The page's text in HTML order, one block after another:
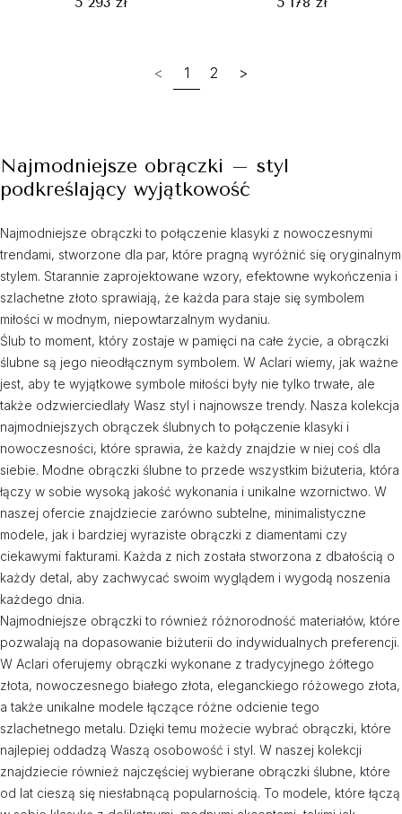
< 1 2 >
Najmodniejsze obrączki – styl
podkreślający wyjątkowość
Najmodniejsze obrączki to połączenie klasyki z nowoczesnymi
trendami, stworzone dla par, które pragną wyróżnić się oryginalnym
stylem. Starannie zaprojektowane wzory, efektowne wykończenia i
szlachetne złoto sprawiają, że każda para staje się symbolem
miłości w modnym, niepowtarzalnym wydaniu.
Ślub to moment, który zostaje w pamięci na całe życie, a obrączki
ślubne są jego nieodłącznym symbolem. W Aclari wiemy, jak ważne
jest, aby te wyjątkowe symbole miłości były nie tylko trwałe, ale
także odzwierciedlały Wasz styl i najnowsze trendy. Nasza kolekcja
najmodniejszych obrączek ślubnych to połączenie klasyki i
nowoczesności, które sprawia, że każdy znajdzie w niej coś dla
siebie. Modne obrączki ślubne to przede wszystkim biżuteria, która
łączy w sobie wysoką jakość wykonania i unikalne wzornictwo. W
naszej ofercie znajdziecie zarówno subtelne, minimalistyczne
modele, jak i bardziej wyraziste obrączki z diamentami czy
ciekawymi fakturami. Każda z nich została stworzona z dbałością o
każdy detal, aby zachwycać swoim wyglądem i wygodą noszenia
każdego dnia.
Najmodniejsze obrączki to również różnorodność materiałów, które
pozwalają na dopasowanie biżuterii do indywidualnych preferencji.
W Aclari oferujemy obrączki wykonane z tradycyjnego żółtego
złota, nowoczesnego białego złota, eleganckiego różowego złota,
a także unikalne modele łączące różne odcienie tego
szlachetnego metalu. Dzięki temu możecie wybrać obrączki, które
najlepiej oddadzą Waszą osobowość i styl. W naszej kolekcji
znajdziecie również najczęściej wybierane obrączki ślubne, które
od lat cieszą się niesłabnącą popularnością. To modele, które łączą